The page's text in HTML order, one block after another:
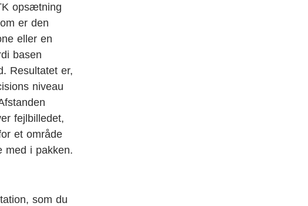
opsætning
er den
eller en
basen
Resultatet er,
niveau
fejlbilledet,
et område
med i pakken.
som du